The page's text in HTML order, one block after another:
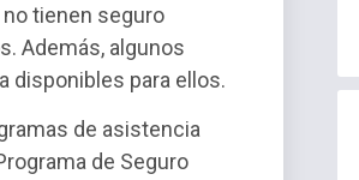
tienen seguro
Además, algunos
disponibles para ellos.
de asistencia
de Seguro